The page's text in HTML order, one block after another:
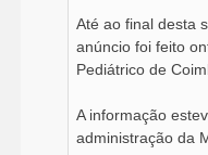
Até ao final desta
anúncio foi feito
Pediátrico de
A informação
administração da